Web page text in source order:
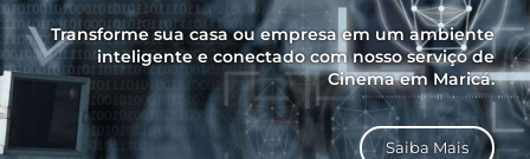
Transforme sua casa ou empresa em um ambiente
inteligente e conectado com nosso serviço de
Cinema em Maricá.
Saiba Mais